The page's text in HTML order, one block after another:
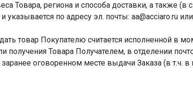
Товара, региона и способа доставки, а также (в
по адресу эл. почты: aa@acciaro.ru
товар Покупателю считается исполненной в
получения Товара Получателем, в отделении
оговоренном месте выдачи Заказа (в т.ч. в